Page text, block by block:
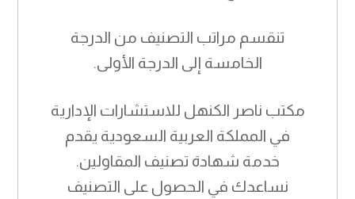
تنقسم مراتب التصنيف من الدرجة
الخامسة إلى الدرجة الأولى.
مكتب ناصر الكنهل للاستشارات الإدارية
في المملكة العربية السعودية يقدم
خدمة شهادة تصنيف المقاولين.
نساعدك في الحصول على التصنيف